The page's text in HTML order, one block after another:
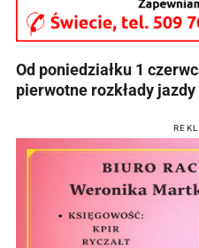
Od poniedziałku 1
pierwotne rozkłady